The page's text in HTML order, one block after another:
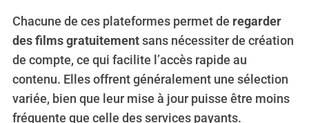
Chacune de ces plateformes permet de regarder
des films gratuitementsans nécessiter de création
de compte, ce qui facilite l’accès rapide au
contenu. Elles offrent généralement une sélection
variée, bien que leur mise à jour puisse être moins
fréquente que celle des services payants.